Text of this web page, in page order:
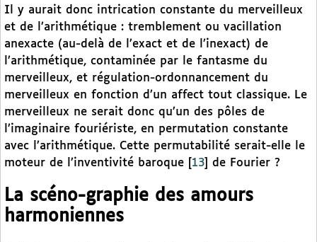
Il y aurait donc intrication constante du merveilleux
et de l’arithmétique : tremblement ou vacillation
anexacte (au-delà de l’exact et de l’inexact) de
l’arithmétique, contaminée par le fantasme du
merveilleux, et régulation-ordonnancement du
merveilleux en fonction d’un affect tout classique. Le
merveilleux ne serait donc qu’un des pôles de
l’imaginaire fouriériste, en permutation constante
avec l’arithmétique. Cette permutabilité serait-elle le
moteur de l’inventivité baroque
13 de Fourier ?
La scéno-graphie des amours
harmoniennes